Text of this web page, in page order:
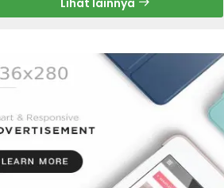
Lihat lainnya